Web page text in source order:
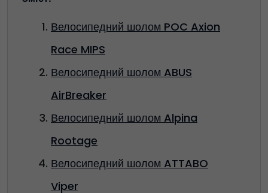
Велосипедний шолом POC Axion
Race MIPS
Велосипедний шолом ABUS
AirBreaker
Велосипедний шолом Alpina
Rootage
Велосипедний шолом ATTABO
Viper